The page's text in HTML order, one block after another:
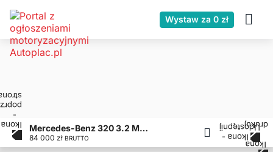
Wystaw za 0 zł
Mercedes-Benz 320 3.2 Mercedes CE C124 1992 – 84000 PLN – Warszawa
84 000 zł BRUTTO